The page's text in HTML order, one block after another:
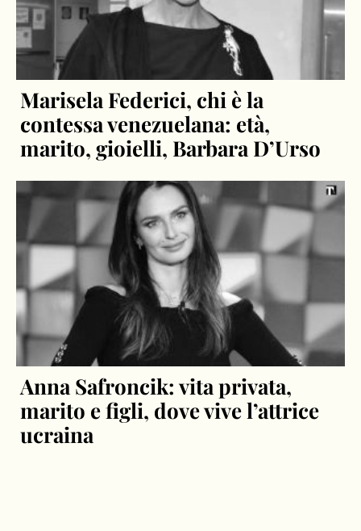
Marisela Federici, chi è la
contessa venezuelana: età,
marito, gioielli, Barbara D’Urso
Anna Safroncik: vita privata,
marito e figli, dove vive l’attrice
ucraina